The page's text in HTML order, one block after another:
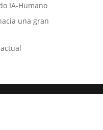
IA-Humano
una gran